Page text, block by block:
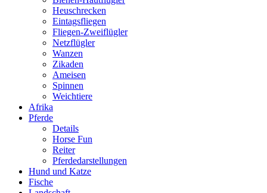
Heuschrecken
Eintagsfliegen
Fliegen-Zweiflügler
Netzflügler
Wanzen
Zikaden
Ameisen
Spinnen
Weichtiere
Afrika
Pferde
Details
Horse Fun
Reiter
Pferdedarstellungen
Hund und Katze
Fische